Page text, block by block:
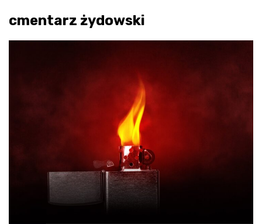
cmentarz żydowski